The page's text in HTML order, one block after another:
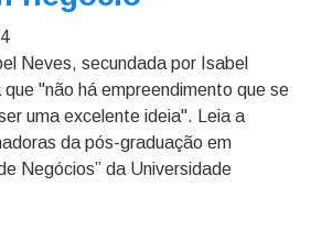
Neves, secundada por Isabel
"não há empreendimento que se
uma excelente ideia". Leia a
da pós-graduação em
Negócios” da Universidade